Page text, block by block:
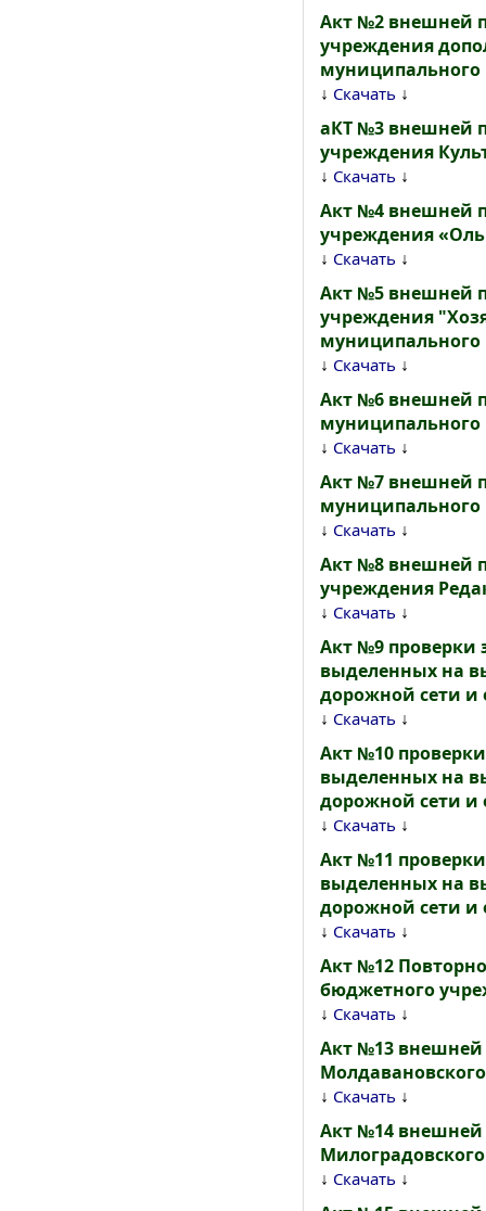
Акт №2 внешней
учреждения
муниципального
↓ Скачать ↓
аКТ №3 внешней
учреждения
↓ Скачать ↓
Акт №4 внешней
учреждения
↓ Скачать ↓
Акт №5 внешней
учреждения
муниципального
↓ Скачать ↓
Акт №6 внешней
муниципального
↓ Скачать ↓
Акт №7 внешней
муниципального
↓ Скачать ↓
Акт №8 внешней
учреждения
↓ Скачать ↓
Акт №9 проверки
выделенных на
дорожной сети и
↓ Скачать ↓
Акт №10
выделенных на
дорожной сети и
↓ Скачать ↓
Акт №11
выделенных на
дорожной сети и
↓ Скачать ↓
Акт №12
бюджетного
↓ Скачать ↓
Акт №13
Молдавановского
↓ Скачать ↓
Акт №14
Милоградовского
↓ Скачать ↓